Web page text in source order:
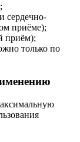
сердечно-
приёме);
приём);
только по